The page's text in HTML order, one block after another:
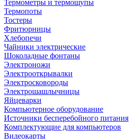
Термометры и термощупы
Термопоты
Тостеры
Фритюрницы
Хлебопечи
Чайники электрические
Шоколадные фонтаны
Электроножи
Электрооткрывалки
Электросковороды
Электрошашлычницы
Яйцеварки
Компьютерное оборудование
Источники бесперебойного питания
Комплектующие для компьютеров
Видеокарты